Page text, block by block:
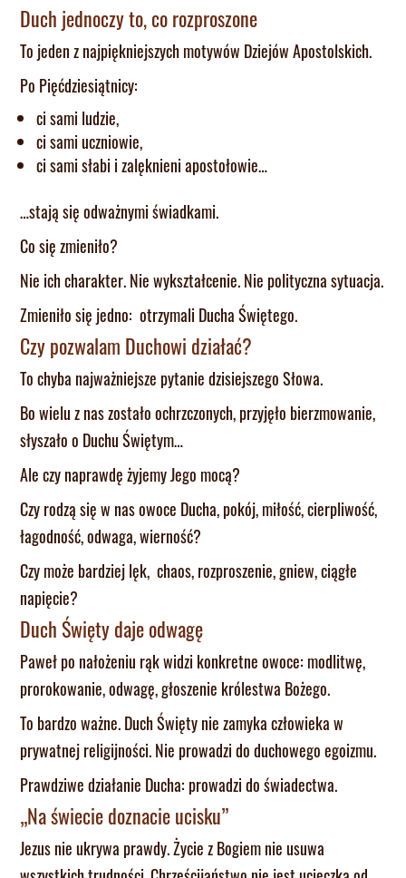
Duch jednoczy to, co rozproszone
To jeden z najpiękniejszych motywów Dziejów Apostolskich.
Po Pięćdziesiątnicy:
ci sami ludzie,
ci sami uczniowie,
ci sami słabi i zalęknieni apostołowie…
…stają się odważnymi świadkami.
Co się zmieniło?
Nie ich charakter. Nie wykształcenie. Nie polityczna sytuacja.
Zmieniło się jedno: otrzymali Ducha Świętego.
Czy pozwalam Duchowi działać?
To chyba najważniejsze pytanie dzisiejszego Słowa.
Bo wielu z nas zostało ochrzczonych, przyjęło bierzmowanie,
słyszało o Duchu Świętym…
Ale czy naprawdę żyjemy Jego mocą?
Czy rodzą się w nas owoce Ducha, pokój, miłość, cierpliwość,
łagodność, odwaga, wierność?
Czy może bardziej lęk, chaos, rozproszenie, gniew, ciągłe
napięcie?
Duch Święty daje odwagę
Paweł po nałożeniu rąk widzi konkretne owoce: modlitwę,
prorokowanie, odwagę, głoszenie królestwa Bożego.
To bardzo ważne. Duch Święty nie zamyka człowieka w
prywatnej religijności. Nie prowadzi do duchowego egoizmu.
Prawdziwe działanie Ducha: prowadzi do świadectwa.
„Na świecie doznacie ucisku”
Jezus nie ukrywa prawdy. Życie z Bogiem nie usuwa